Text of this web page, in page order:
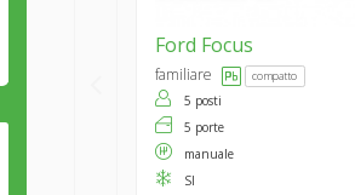
Ford Focus
familiare compatto
5 posti
5 porte
manuale
SI